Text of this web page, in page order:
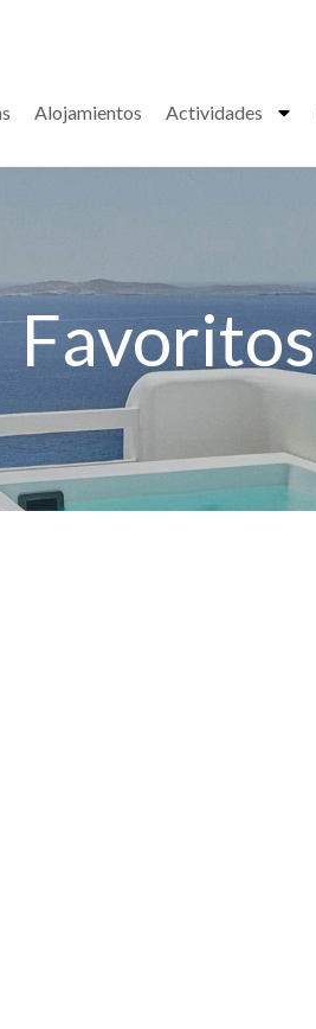
Alojamientos Actividades
Favoritos